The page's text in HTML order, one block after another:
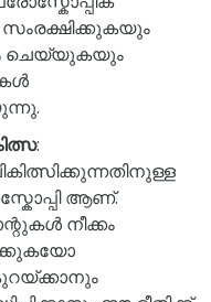
സംരക്ഷിക്കുകയും
ചെയ്യുകയും
:
ആണ്.
നീക്കം